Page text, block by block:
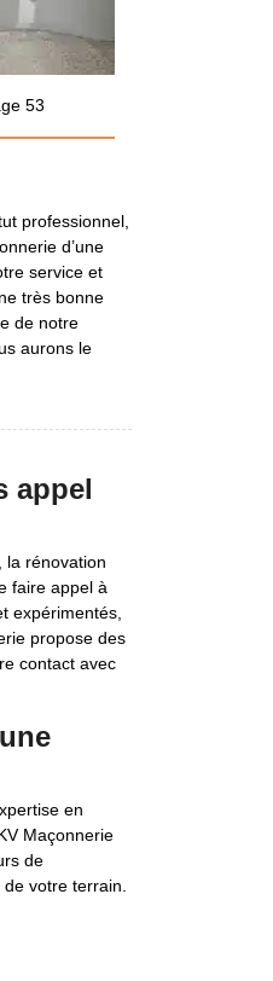
53
professionnel,
d’une
service et
très bonne
de notre
aurons le
appel
la rénovation
faire appel à
expérimentés,
propose des
contact avec
en
Maçonnerie
de
votre terrain.